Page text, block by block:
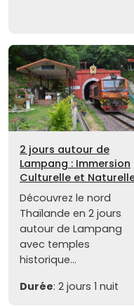
2 jours autour de
Lampang : Immersion
Culturelle et
Découvrez le nord
Thaïlande en 2 jours
autour de Lampang
avec temples
historique...
Durée: 2 jours 1 nuit